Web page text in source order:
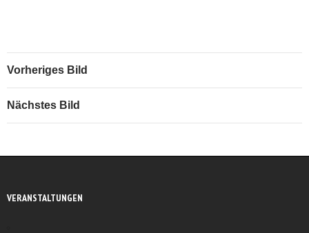
Vorheriges Bild
Nächstes Bild
VERANSTALTUNGEN